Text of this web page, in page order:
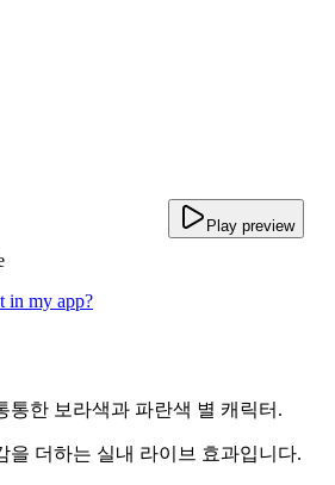
Play preview
in my app?
통한 보라색과 파란색 별 캐릭터.
을 더하는 실내 라이브 효과입니다.